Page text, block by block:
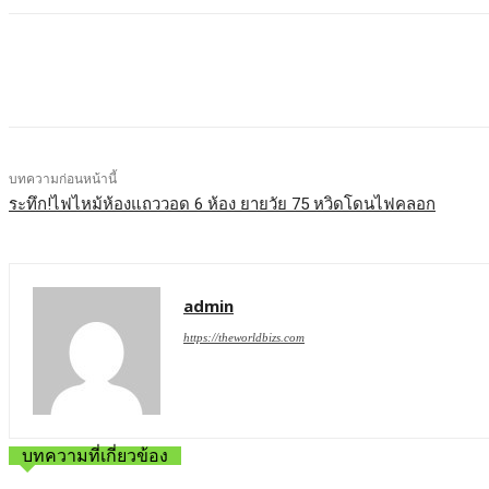
บทความก่อนหน้านี้
ระทึก!ไฟไหม้ห้องแถววอด 6 ห้อง ยายวัย 75 หวิดโดนไฟคลอก
admin
https://theworldbizs.com
บทความที่เกี่ยวข้อง